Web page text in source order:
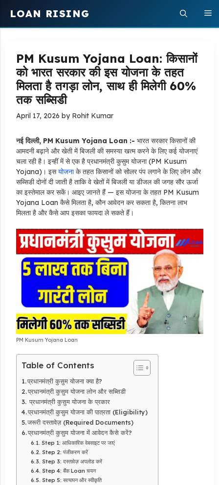
content
LOAN RISING
PM Kusum Yojana Loan: किसानों
को भारत सरकार की इस योजना के तहत
मिलता है तगड़ा लोन, साथ ही मिलेगी 60%
तक सब्सिडी
April 17, 2026 by Rohit Kumar
नई दिल्ली, PM Kusum Yojana Loan :- भारत सरकार किसानों की
आमदनी बढ़ाने और खेती में बिजली की समस्या खत्म करने के लिए कई योजनाएं
चला रही है। इन्हीं में से एक है प्रधानमंत्री कुसुम योजना (PM Kusum
Yojana)। इसयोजनाके तहत किसानों को सोलर पंप लगाने के लिए लोन और
सब्सिडी दोनों दी जाती है ताकि वे खेतों में बिजली या डीजल की जगह सौर ऊर्जा
का इस्तेमाल कर सकें। आइए जानते हैं — इस योजना के तहत PM Kusum
Yojana Loan कैसे मिलता है, कौन आवेदन कर सकता है, कितना लाभ
मिलता है और कैसे आप इसका फायदा ले सकते हैं।
PM Kusum Yojana Loan
Table of Contents
प्रधानमंत्री कुसुम योजना क्या है?
प्रधानमंत्री कुसुम योजना लोन और सब्सिडी
प्रधानमंत्री कुसुम योजना के प्रकार
प्रधानमंत्री कुसुम योजना की पात्रता (Eligibility)
जरूरी दस्तावेज़ (Required Documents)
प्रधानमंत्री कुसुम योजना में आवेदन कैसे करें?
Step 1: आधिकारिक वेबसाइट पर जाएं
Step 2: पंजीकरण करें
Step 3: दस्तावेज़ अपलोड करें
Step 4: बैंक Loan चयन
Step 5: सत्यापन और स्वीकृति